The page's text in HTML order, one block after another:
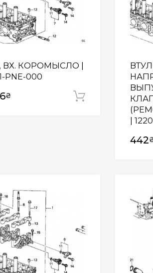
ВХ. КОРОМЫСЛО |
PNE-000
₴ Додати у
|
442